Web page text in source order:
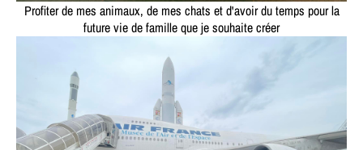
Profiter de mes animaux, de mes chats et d'avoir du temps pour la
future vie de famille que je souhaite créer